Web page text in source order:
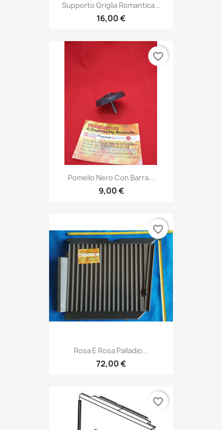
Supporto Griglia Romantica...
16,00 €
Pomello Nero Con Barra...
9,00 €
favorite_border
Rosa E Rosa Palladio...
72,00 €
favorite_border
favorite_border